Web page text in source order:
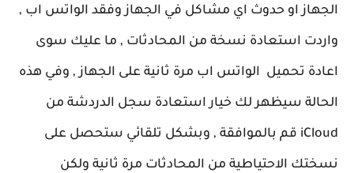
الجهاز او حدوث اي مشاكل في الجهاز وفقد الواتس اب ,
واردت استعادة نسخة من المحادثات , ما عليك سوى
اعادة تحميل الواتس اب مرة ثانية على الجهاز , وفي هذه
الحالة سيظهر لك خيار استعادة سجل الدردشة من
iCloud قم بالموافقة , وبشكل تلقائي ستحصل على
نسختك الاحتياطية من المحادثات مرة ثانية ولكن